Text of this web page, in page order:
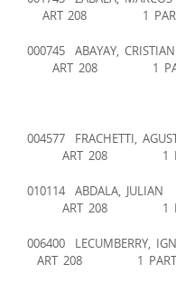
ART 208 1
000745 ABAYAY,
ART 208 1
004577 FRACHETTI,
ART 208 1
010114 ABDALA,
ART 208 1
006400 LECUMBERRY,
ART 208 1